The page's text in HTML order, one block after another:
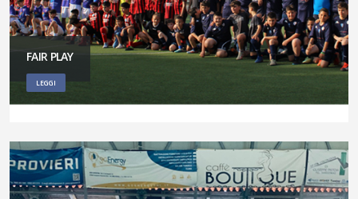
FAIR PLAY
LEGGI